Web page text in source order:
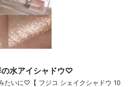
の水アイシャドウ♡
たいに♡【 フジコ シェイクシャドウ 10